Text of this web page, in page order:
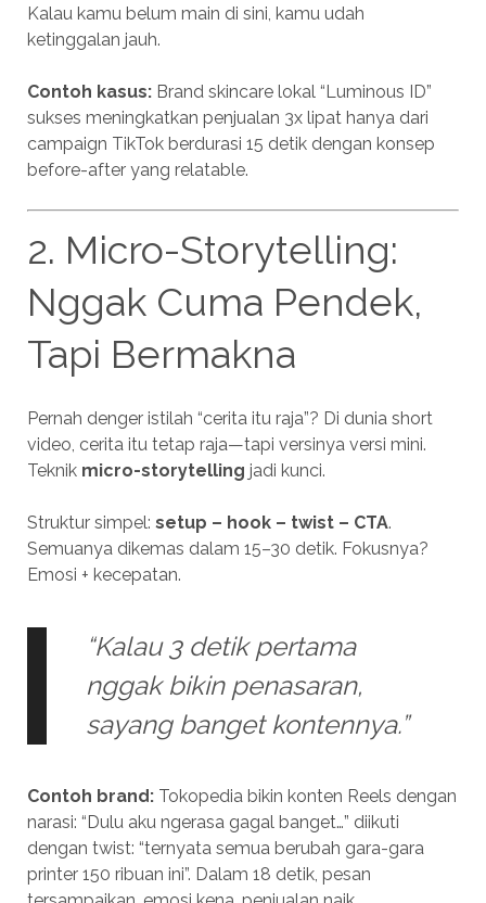
Kalau kamu belum main di sini, kamu udah
ketinggalan jauh.
Contoh kasus:Brand skincare lokal “Luminous ID”
sukses meningkatkan penjualan 3x lipat hanya dari
campaign TikTok berdurasi 15 detik dengan konsep
before-after yang relatable.
2. Micro-Storytelling:
Nggak Cuma Pendek,
Tapi Bermakna
Pernah denger istilah “cerita itu raja”? Di dunia short
video, cerita itu tetap raja—tapi versinya versi mini.
Teknik micro-storytelling jadi kunci.
Struktur simpel: setup – hook – twist – CTA.
Semuanya dikemas dalam 15–30 detik. Fokusnya?
Emosi + kecepatan.
“Kalau 3 detik pertama
nggak bikin penasaran,
sayang banget kontennya.”
Contoh brand:Tokopedia bikin konten Reels dengan
narasi: “Dulu aku ngerasa gagal banget…” diikuti
dengan twist: “ternyata semua berubah gara-gara
printer 150 ribuan ini”. Dalam 18 detik, pesan